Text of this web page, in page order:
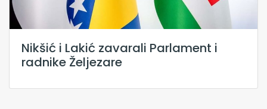
Nikšić i Lakić zavarali Parlament i
radnike Željezare